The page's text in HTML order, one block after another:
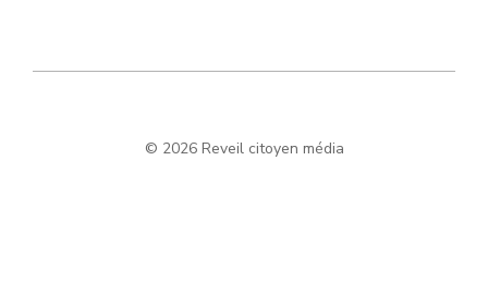
© 2026 Reveil citoyen média